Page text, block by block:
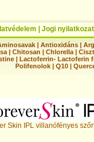
Jogi nyilatkozat
|Antioxidáns |
| Chitosan | Chlorella |
| Lactoferrin- Lactoferin
Polifenolok |Q10 |
Skin IPL villanófényes